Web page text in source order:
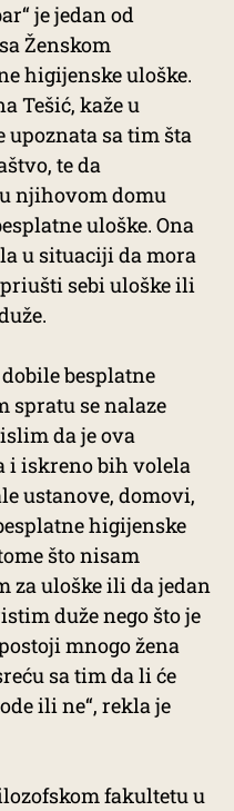
je jedan od
Ženskom
higijenske uloške.
Tešić, kaže u
upoznata sa tim šta
te da
njihovom domu
uloške. Ona
u situaciji da mora
sebi uloške ili
besplatne
spratu se nalaze
da je ova
i iskreno bih volela
ustanove, domovi,
higijenske
što nisam
za uloške ili da jedan
duže nego što je
mnogo žena
sa tim da li će
ili ne“, rekla je
fakultetu u